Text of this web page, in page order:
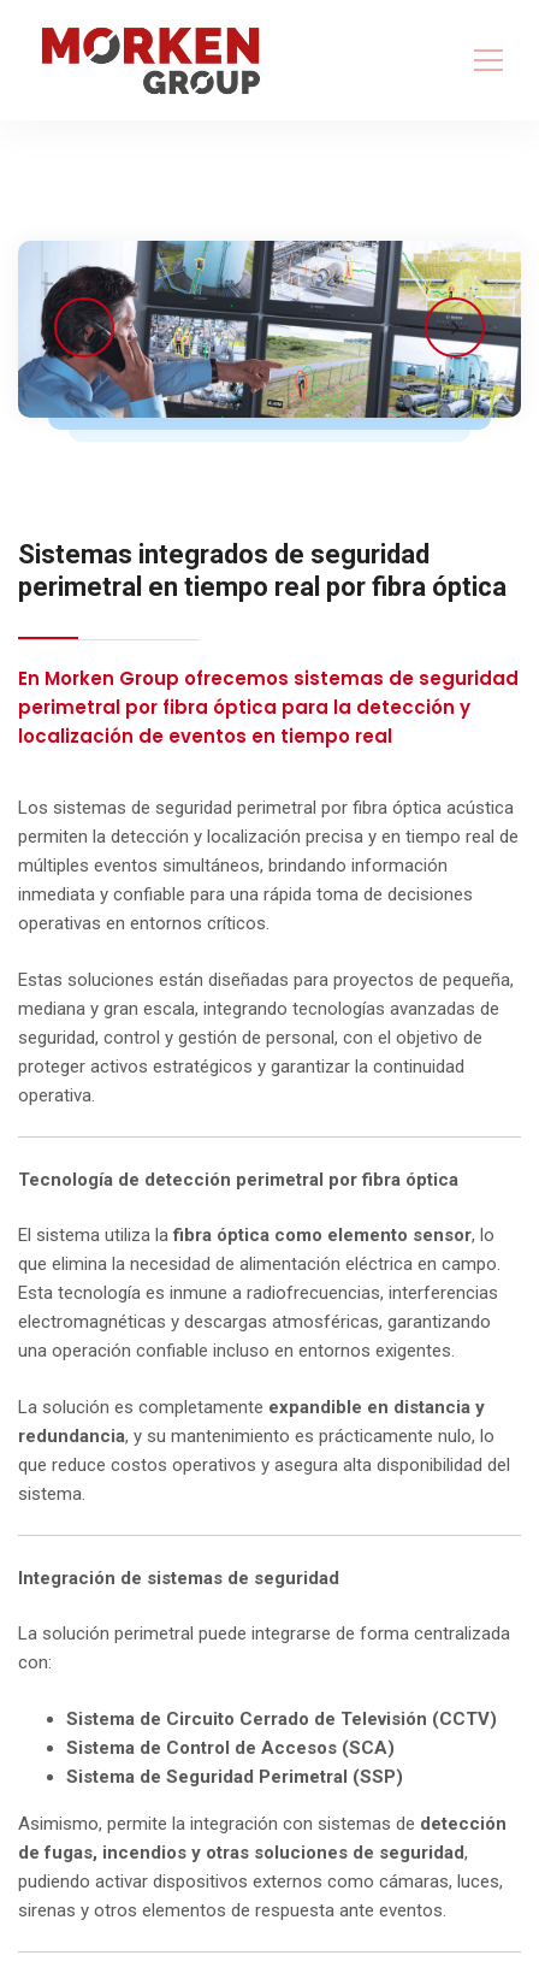
Sistemas integrados de seguridad
perimetral en tiempo real por fibra óptica
En Morken Group ofrecemos sistemas de seguridad
perimetral por fibra óptica para la detección y
localización de eventos en tiempo real
Los sistemas de seguridad perimetral por fibra óptica acústica
permiten la detección y localización precisa y en tiempo real de
múltiples eventos simultáneos, brindando información
inmediata y confiable para una rápida toma de decisiones
operativas en entornos críticos.
Estas soluciones están diseñadas para proyectos de pequeña,
mediana y gran escala, integrando tecnologías avanzadas de
seguridad, control y gestión de personal, con el objetivo de
proteger activos estratégicos y garantizar la continuidad
operativa.
Tecnología de detección perimetral por fibra óptica
El sistema utiliza lafibra óptica como elemento sensor, lo
que elimina la necesidad de alimentación eléctrica en campo.
Esta tecnología es inmune a radiofrecuencias, interferencias
electromagnéticas y descargas atmosféricas, garantizando
una operación confiable incluso en entornos exigentes.
La solución es completamente expandible en distancia y
redundancia, y su mantenimiento es prácticamente nulo, lo
que reduce costos operativos y asegura alta disponibilidad del
sistema.
Integración de sistemas de seguridad
La solución perimetral puede integrarse de forma centralizada
con:
Sistema de Circuito Cerrado de Televisión (CCTV)
Sistema de Control de Accesos (SCA)
Sistema de Seguridad Perimetral (SSP)
Asimismo, permite la integración con sistemas de detección
de fugas, incendios y otras soluciones de seguridad,
pudiendo activar dispositivos externos como cámaras, luces,
sirenas y otros elementos de respuesta ante eventos.